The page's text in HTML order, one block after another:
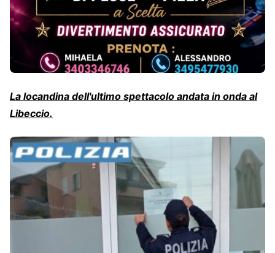
La locandina dell'ultimo spettacolo andata in onda al
Libeccio.